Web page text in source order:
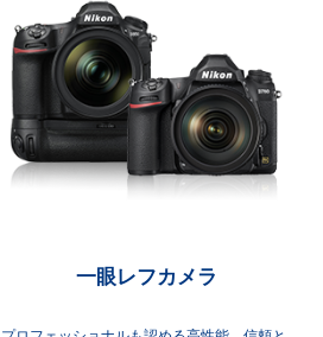
一眼レフカメラ